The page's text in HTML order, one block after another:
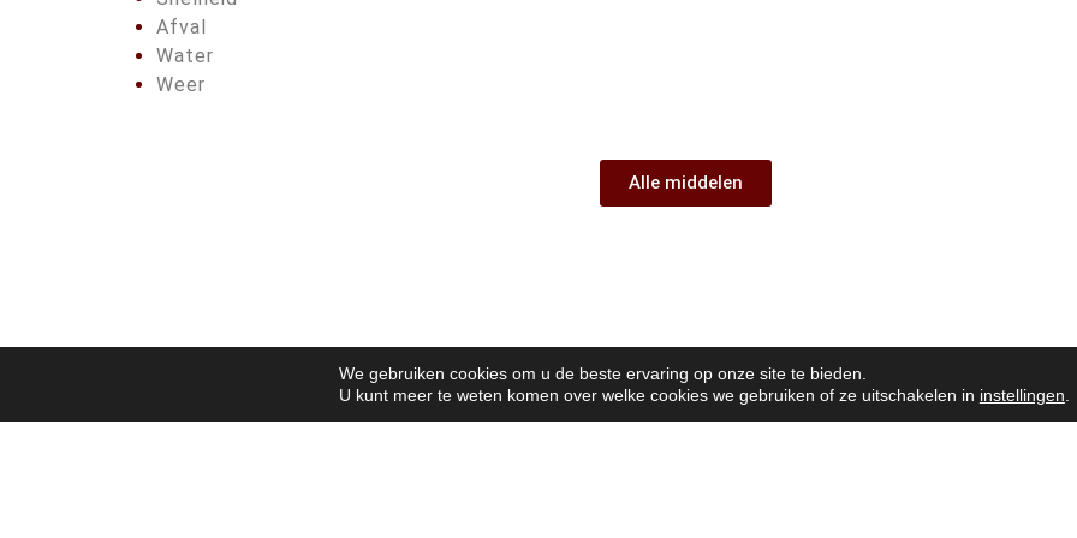
Afval
Water
Weer
Alle middelen
We gebruiken cookies om u de beste ervaring op onze site te bieden.
U kunt meer te weten komen over welke cookies we gebruiken of ze uitschakelen in instellingen